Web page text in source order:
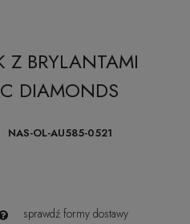
Z BRYLANTAMI
DIAMONDS
NAS-OL-AU585-0521
sprawdź formy dostawy